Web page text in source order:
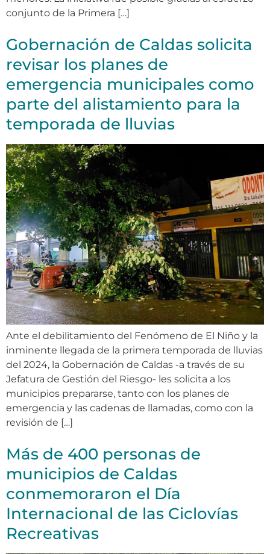
conjunto de la Primera […]
Gobernación de Caldas solicita
revisar los planes de
emergencia municipales como
parte del alistamiento para la
temporada de lluvias
Ante el debilitamiento del Fenómeno de El Niño y la
inminente llegada de la primera temporada de lluvias
del 2024, la Gobernación de Caldas -a través de su
Jefatura de Gestión del Riesgo- les solicita a los
municipios prepararse, tanto con los planes de
emergencia y las cadenas de llamadas, como con la
revisión de […]
Más de 400 personas de
municipios de Caldas
conmemoraron el Día
Internacional de las Ciclovías
Recreativas